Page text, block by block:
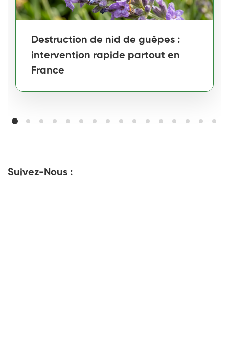
Destruction de nid de guêpes :
intervention rapide partout en
France
Suivez-Nous :